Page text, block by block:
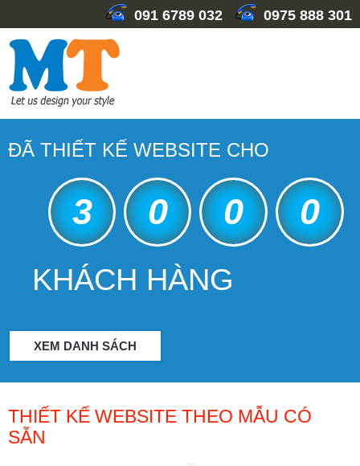
091 6789 032 0975 888 301
ĐÃ THIẾT KẾ WEBSITE CHO
3 0 0 0
KHÁCH HÀNG
XEM DANH SÁCH
THIẾT KẾ WEBSITE THEO MẪU CÓ
SẴN